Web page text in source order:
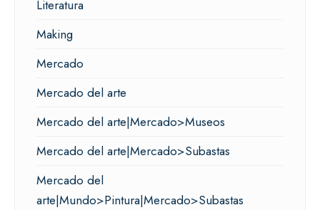
Literatura
Making
Mercado
Mercado del arte
Mercado del arte|Mercado>Museos
Mercado del arte|Mercado>Subastas
Mercado del
arte|Mundo>Pintura|Mercado>Subastas